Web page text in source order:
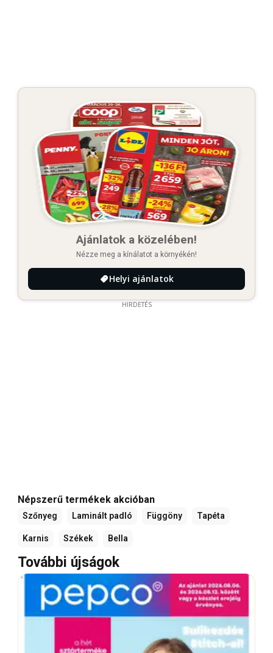
Ajánlatok a közelében!
Nézze meg a kínálatot a környékén!
Helyi ajánlatok
HIRDETÉS
Népszerű termékek akcióban
Szőnyeg Laminált padló Függöny Tapéta
Karnis Székek Bella
További újságok